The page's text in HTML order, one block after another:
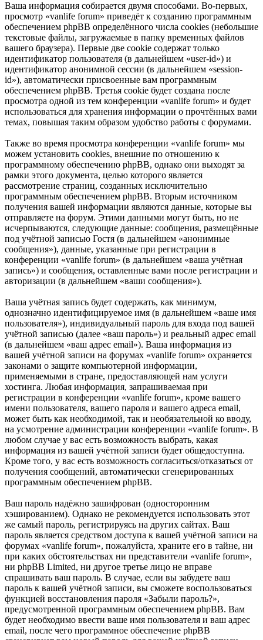
Ваша информация собирается двумя способами. Во-первых,
просмотр «vanlife forum» приведёт к созданию программным
обеспечением phpBB определённого числа cookies (небольшие
текстовые файлы, загружаемые в папку временных файлов
вашего браузера). Первые две cookie содержат только
идентификатор пользователя (в дальнейшем «user-id») и
идентификатор анонимной сессии (в дальнейшем «session-
id»), автоматически присвоенные вам программным
обеспечением phpBB. Третья cookie будет создана после
просмотра одной из тем конференции «vanlife forum» и будет
использоваться для хранения информации о прочтённых вами
темах, повышая таким образом удобство работы с форумами.
Также во время просмотра конференции «vanlife forum» мы
можем установить cookies, внешние по отношению к
программному обеспечению phpBB, однако они выходят за
рамки этого документа, целью которого является
рассмотрение страниц, созданных исключительно
программным обеспечением phpBB. Вторым источником
получения вашей информации являются данные, которые вы
отправляете на форум. Этими данными могут быть, но не
исчерпываются, следующие данные: сообщения, размещённые
под учётной записью Гостя (в дальнейшем «анонимные
сообщения»), данные, указанные при регистрации в
конференции «vanlife forum» (в дальнейшем «ваша учётная
запись») и сообщения, оставленные вами после регистрации и
авторизации (в дальнейшем «ваши сообщения»).
Ваша учётная запись будет содержать, как минимум,
однозначно идентифицируемое имя (в дальнейшем «ваше имя
пользователя»), индивидуальный пароль для входа под вашей
учётной записью (далее «ваш пароль») и реальный адрес email
(в дальнейшем «ваш адрес email»). Ваша информация из
вашей учётной записи на форумах «vanlife forum» охраняется
законами о защите компьютерной информации,
применяемыми в стране, предоставляющей нам услуги
хостинга. Любая информация, запрашиваемая при
регистрации в конференции «vanlife forum», кроме вашего
имени пользователя, вашего пароля и вашего адреса email,
может быть как необходимой, так и необязательной ко вводу,
на усмотрение администрации конференции «vanlife forum». В
любом случае у вас есть возможность выбрать, какая
информация из вашей учётной записи будет общедоступна.
Кроме того, у вас есть возможность согласиться/отказаться от
получения сообщений, автоматически сгенерированных
программным обеспечением phpBB.
Ваш пароль надёжно зашифрован (односторонним
хэшированием). Однако не рекомендуется использовать этот
же самый пароль, регистрируясь на других сайтах. Ваш
пароль является средством доступа к вашей учётной записи на
форумах «vanlife forum», пожалуйста, храните его в тайне, ни
при каких обстоятельствах ни представители «vanlife forum»,
ни phpBB Limited, ни другое третье лицо не вправе
спрашивать ваш пароль. В случае, если вы забудете ваш
пароль к вашей учётной записи, вы сможете воспользоваться
функцией восстановления пароля «Забыли пароль?»,
предусмотренной программным обеспечением phpBB. Вам
будет необходимо ввести ваше имя пользователя и ваш адрес
email, после чего программное обеспечение phpBB